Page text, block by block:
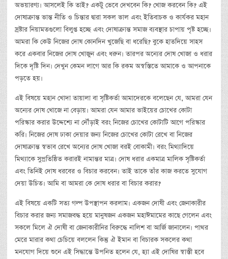
অভয়ারণ্য। আসলেই কি তাই? একটু ভেবে দেখবেন কি? খোজ করবেন কি? এই
দোষাক্রান্ত ভান্ত নীতি ও চিন্তার দ্বারা সকল ভাল এবং ইতিবাচক ও কার্যকর মহান
স্রষ্টার নিয়ামতগুলো বিলুপ্ত হচ্ছে এবং দোষাক্রান্ত সমাজ ব্যবস্থার চাপায় পৃষ্ট হচ্ছে।
আমরা কি কেউ নিজের দোষ কোনদিন খুজেছি বা ধরেছি? বুকে হাতদিয়ে সাহস
করে একবার নিজের দোষ খোজুন এবং ধরুন। তারপর অন্যের দোষ খোজা ও ধরার
দিকে দৃষ্টি দিন। দেখুন কেমন লাগে আর কি রকম অস্বস্তিতে আমাকে ও আপনাকে
পড়তে হয়।
এই বিষয়ে মহান খোদা তায়ালা বা সৃষ্টিকর্তা আমাদেরকে বলেছেন যে, আমরা যেন
অন্যের দোষ খোজে না বেড়ায়। আমরা যেন আমার ভাইয়ের চোখের কোটা
পরিস্কার করার উদ্দেশ্যে না দৌঁড়াই বরং নিজের চোখের কোটাটি আগে পরিস্কার
করি। নিজের দোষ ঢাকা দেয়ার জন্য নিজের চোখের কোটা রেখে বা নিজের
দোষাক্রান্ত স্বভাব রেখে অন্যের দোষ খোজা বরই বোকামী। বরং মিথ্যাদিয়ে
মিথ্যাকে সুপ্রতিষ্ঠিত করারই নামান্তর মাত্র। দোষ ধরার একমাত্র মালিক সৃষ্টিকর্তা
এবং তিনিই দোষ ধরবের ও বিচার করবেন। তাই তাকে তাঁর কাজ করতে সুযোগ
দেয়া উচিত। আমি বা আমরা কে দোষ ধরার বা বিচার করার?
এই বিষয়ে একটি সত্য গল্প উপস্থাপন করলাম। একজন দোষী এবং জেনাকারীর
বিচার করার জন্য সমাজবদ্ধ হয়ে মানুষজন একজন মহাঈমামের কাছে গেলেন এবং
সকলে মিলে ঐ দোষী বা জেনাকারীনির বিরুদ্ধে নালিশ বা আর্জি জানালেন। পাথর
মেরে মারার কথা চেচিয়ে বললেন কিন্তু ঐ ইমান বা বিচারক সকলের কথা
মনযোগ দিয়ে শুনে এই সিদ্ধান্তে উপনিত হলেন যে, হ্যা এই দোষির স্বাস্তী হবে